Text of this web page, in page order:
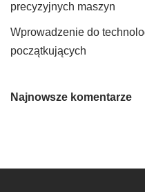
precyzyjnych maszyn
Wprowadzenie do
początkujących
Najnowsze komentarze